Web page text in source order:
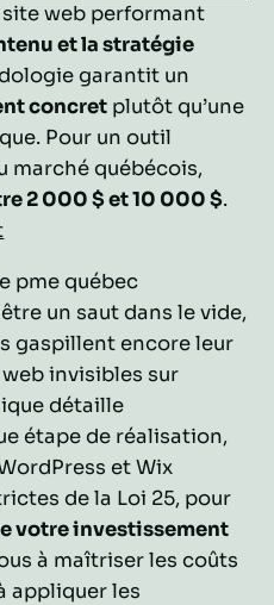
site web performant
et la stratégie
garantit un
concret plutôt qu’une
Pour un outil
marché québécois,
2 000 $ et 10 000 $.
pme québec
un saut dans le vide,
gaspillent encore leur
invisibles sur
détaille
étape de réalisation,
et Wix
de la Loi 25, pour
votre investissement
à maîtriser les coûts
appliquer les